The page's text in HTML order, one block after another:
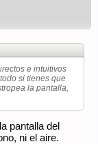
e intuitivos
si tienes que
la pantalla,
pantalla del
ni el aire.